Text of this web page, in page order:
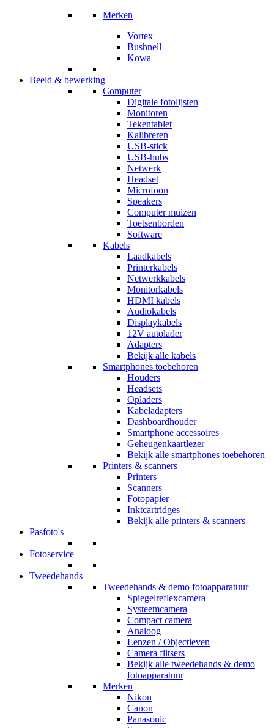
Merken
Vortex
Bushnell
Kowa
Beeld & bewerking
Computer
Digitale fotolijsten
Monitoren
Tekentablet
Kalibreren
USB-stick
USB-hubs
Netwerk
Headset
Microfoon
Speakers
Computer muizen
Toetsenborden
Software
Kabels
Laadkabels
Printerkabels
Netwerkkabels
Monitorkabels
HDMI kabels
Audiokabels
Displaykabels
12V autolader
Adapters
Bekijk alle kabels
Smartphones toebehoren
Houders
Headsets
Opladers
Kabeladapters
Dashboardhouder
Smartphone accessoires
Geheugenkaartlezer
Bekijk alle smartphones toebehoren
Printers & scanners
Printers
Scanners
Fotopapier
Inktcartridges
Bekijk alle printers & scanners
Pasfoto's
Fotoservice
Tweedehands
Tweedehands & demo fotoapparatuur
Spiegelreflexcamera
Systeemcamera
Compact camera
Analoog
Lenzen / Objectieven
Camera flitsers
Bekijk alle tweedehands & demo
fotoapparatuur
Merken
Nikon
Canon
Panasonic